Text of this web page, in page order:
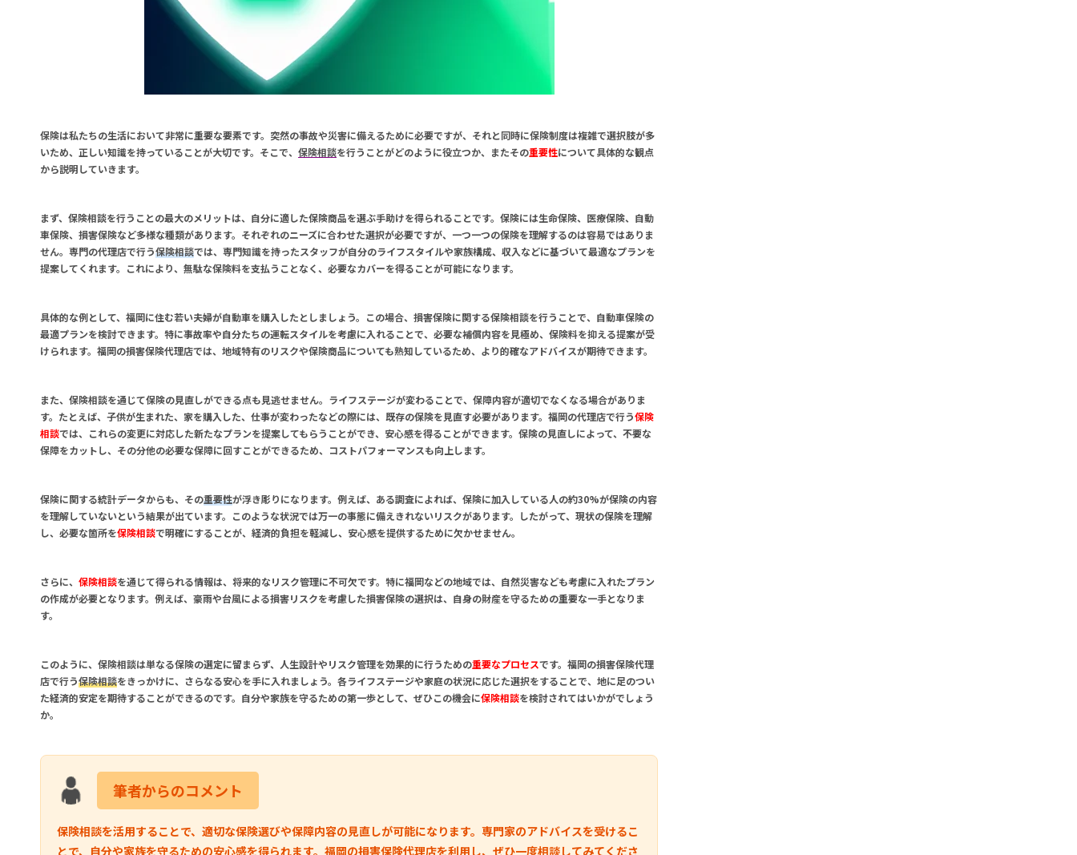
保険は私たちの生活において非常に重要な要素です。突然の事故や災害に備えるために必要ですが、それと同時に保険制度は複雑で選択肢が多
いため、正しい知識を持っていることが大切です。そこで、 保険相談を行うことがどのように役立つか、またその重要性について具体的な観点
から説明していきます。
まず、 保険相談を行うことの最大のメリットは、自分に適した保険商品を選ぶ手助けを得られることです。保険には生命保険、医療保険、自動
車保険、損害保険など多様な種類があります。それぞれのニーズに合わせた選択が必要ですが、一つ一つの保険を理解するのは容易ではありま
せん。専門の代理店で行う保険相談では、専門知識を持ったスタッフが自分のライフスタイルや家族構成、収入などに基づいて最適なプランを
提案してくれます。これにより、無駄な保険料を支払うことなく、必要なカバーを得ることが可能になります。
具体的な例として、福岡に住む若い夫婦が自動車を購入したとしましょう。この場合、損害保険に関する保険相談を行うことで、自動車保険の
最適プランを検討できます。特に事故率や自分たちの運転スタイルを考慮に入れることで、必要な補償内容を見極め、保険料を抑える提案が受
けられます。福岡の損害保険代理店では、地域特有のリスクや保険商品についても熟知しているため、より的確なアドバイスが期待できます。
また、 保険相談を通じて保険の見直しができる点も見逃せません。ライフステージが変わることで、保障内容が適切でなくなる場合がありま
す。たとえば、子供が生まれた、家を購入した、仕事が変わったなどの際には、既存の保険を見直す必要があります。福岡の代理店で行う保険
相談では、これらの変更に対応した新たなプランを提案してもらうことができ、安心感を得ることができます。保険の見直しによって、不要な
保障をカットし、その分他の必要な保障に回すことができるため、コストパフォーマンスも向上します。
保険に関する統計データからも、その重要性が浮き彫りになります。例えば、ある調査によれば、保険に加入している人の約30%が保険の内容
を理解していないという結果が出ています。このような状況では万一の事態に備えきれないリスクがあります。したがって、現状の保険を理解
し、必要な箇所を保険相談で明確にすることが、経済的負担を軽減し、安心感を提供するために欠かせません。
さらに、 保険相談を通じて得られる情報は、将来的なリスク管理に不可欠です。特に福岡などの地域では、自然災害なども考慮に入れたプラン
の作成が必要となります。例えば、豪雨や台風による損害リスクを考慮した損害保険の選択は、自身の財産を守るための重要な一手となりま
す。
このように、保険相談は単なる保険の選定に留まらず、人生設計やリスク管理を効果的に行うための重要なプロセスです。福岡の損害保険代理
店で行う保険相談をきっかけに、さらなる安心を手に入れましょう。各ライフステージや家庭の状況に応じた選択をすることで、地に足のつい
た経済的安定を期待することができるのです。自分や家族を守るための第一歩として、ぜひこの機会に保険相談を検討されてはいかがでしょう
か。
筆者からのコメント
保険相談を活用することで、適切な保険選びや保障内容の見直しが可能になります。専門家のアドバイスを受けるこ
とで、自分や家族を守るための安心感を得られます。福岡の損害保険代理店を利用し、ぜひ一度相談してみてくださ